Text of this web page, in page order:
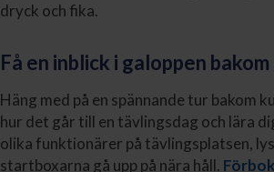
dryck och fika.
Få en inblick i galoppen
Häng med på en spännande tur bakom
hur det går till en tävlingsdag och lära
olika funktionärer på tävlingsplatsen,
startboxarna gå upp på nära håll.